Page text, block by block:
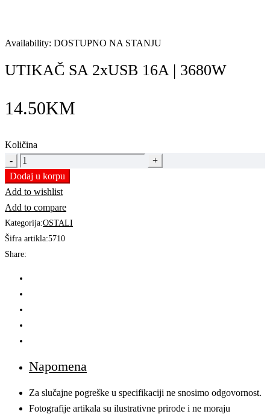
Availability: DOSTUPNO NA STANJU
UTIKAČ SA 2xUSB 16A | 3680W
14.50KM
Količina
UTIKAČ
SA
2xUSB
16A
|
3680W
quantity
Dodaj u korpu
Add to wishlist
Add to compare
Kategorija:OSTALI
Šifra artikla:5710
Share:
Napomena
Za slučajne pogreške u specifikaciji ne snosimo odgovornost.
Fotografije artikala su ilustrativne prirode i ne moraju